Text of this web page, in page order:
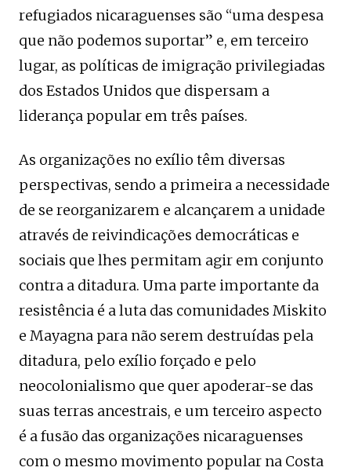
refugiados nicaraguenses são “uma despesa
que não podemos suportar” e, em terceiro
lugar, as políticas de imigração privilegiadas
dos Estados Unidos que dispersam a
liderança popular em três países.
As organizações no exílio têm diversas
perspectivas, sendo a primeira a necessidade
de se reorganizarem e alcançarem a unidade
através de reivindicações democráticas e
sociais que lhes permitam agir em conjunto
contra a ditadura. Uma parte importante da
resistência é a luta das comunidades Miskito
e Mayagna para não serem destruídas pela
ditadura, pelo exílio forçado e pelo
neocolonialismo que quer apoderar-se das
suas terras ancestrais, e um terceiro aspecto
é a fusão das organizações nicaraguenses
com o mesmo movimento popular na Costa